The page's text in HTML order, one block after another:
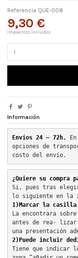
Referencia QUE-008
9,30 €
Impuestos incluidos
Información
Envíos 24 – 72h.
opciones de
costo del envío.
¿Quiere su compra
Si, pues tras
lo siguiente en la
1)Marcar la casilla
La encontrara
antes de rea- lizar
una presentación
2)Puede incluir
Tiene que indicar